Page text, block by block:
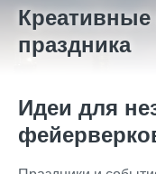
праздника
Идеи для